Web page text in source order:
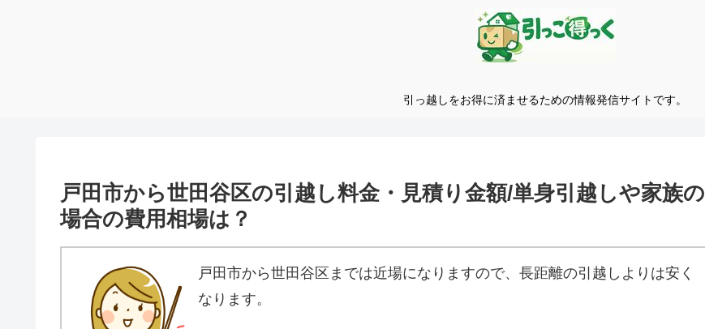
引っ越しをお得に済ませるための情報発信サイトです。
戸田市から世田谷区の引越し料金・見積り金額/単身引越しや家族の
場合の費用相場は？
戸田市から世田谷区までは近場になりますので、長距離の引越しよりは安く
なります。